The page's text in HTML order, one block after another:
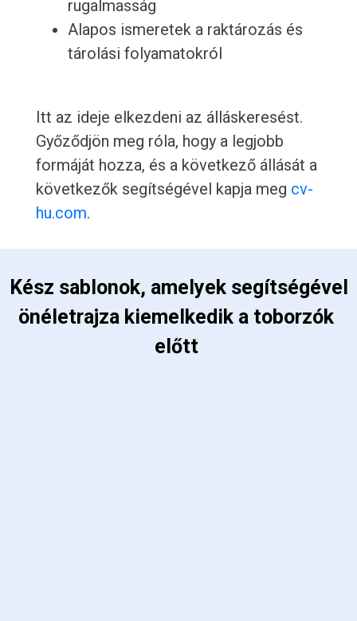
rugalmasság
Alapos ismeretek a raktározás és
tárolási folyamatokról
Itt az ideje elkezdeni az álláskeresést.
Győződjön meg róla, hogy a legjobb
formáját hozza, és a következő állását a
következők segítségével kapja meg cv-
hu.com.
önéletrajza kiemelkedik a toborzók
előtt